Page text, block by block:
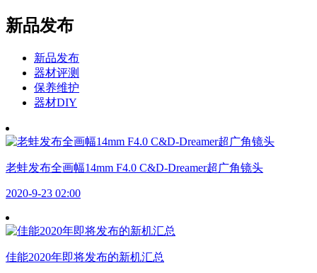
新品发布
新品发布
器材评测
保养维护
器材DIY
老蛙发布全画幅14mm F4.0 C&D-Dreamer超广角镜头
2020-9-23 02:00
佳能2020年即将发布的新机汇总